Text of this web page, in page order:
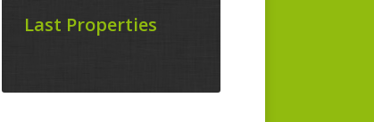
Last Properties